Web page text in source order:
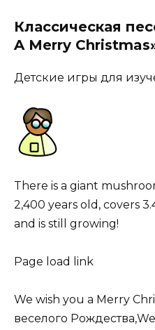
Классическая
A Merry
Детские игры для
There is a giant
2,400 years old, covers
and is still growing!
Page load link
We wish you a Merry
веселого